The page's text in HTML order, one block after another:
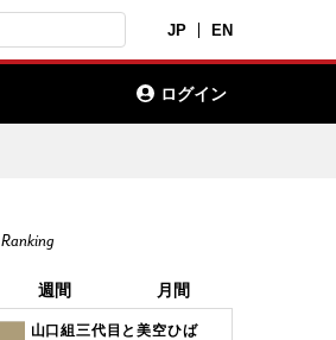
JP EN
ログイン
Ranking
週間 月間
山口組三代目と美空ひば